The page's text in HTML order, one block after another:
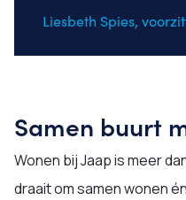
Liesbeth Spies,
Samen buurt
Wonen bij Jaap is meer
draait om samen wonen